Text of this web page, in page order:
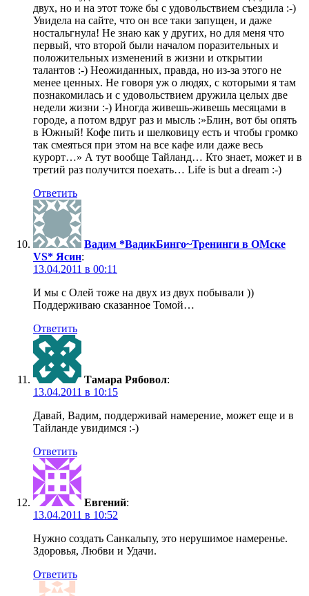
двух, но и на этот тоже бы с удовольствием съездила :-)
Увидела на сайте, что он все таки запущен, и даже
ностальгнула! Не знаю как у других, но для меня что
первый, что второй были началом поразительных и
положительных изменений в жизни и открытии
талантов :-) Неожиданных, правда, но из-за этого не
менее ценных. Не говоря уж о людях, с которыми я там
познакомилась и с удовольствием дружила целых две
недели жизни :-) Иногда живешь-живешь месяцами в
городе, а потом вдруг раз и мысль :»Блин, вот бы опять
в Южный! Кофе пить и шелковицу есть и чтобы громко
так смеяться при этом на все кафе или даже весь
курорт…» А тут вообще Тайланд… Кто знает, может и в
третий раз получится поехать… Life is but a dream :-)
Ответить
Вадим *ВадикБинго~Тренинги в ОМске
VS* Ясин:
13.04.2011 в 00:11
И мы с Олей тоже на двух из двух побывали ))
Поддерживаю сказанное Томой…
Ответить
Тамара Рябовол:
13.04.2011 в 10:15
Давай, Вадим, поддерживай намерение, может еще и в
Тайланде увидимся :-)
Ответить
Евгений:
13.04.2011 в 10:52
Нужно создать Санкальпу, это нерушимое намеренье.
Здоровья, Любви и Удачи.
Ответить